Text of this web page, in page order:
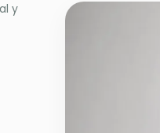
y